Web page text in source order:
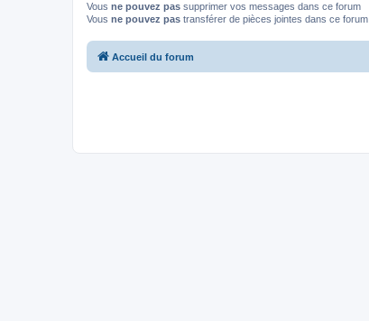
Vous ne pouvez pas supprimer vos messages dans ce forum
Vous ne pouvez pas transférer de pièces jointes dans ce forum
Accueil du forum